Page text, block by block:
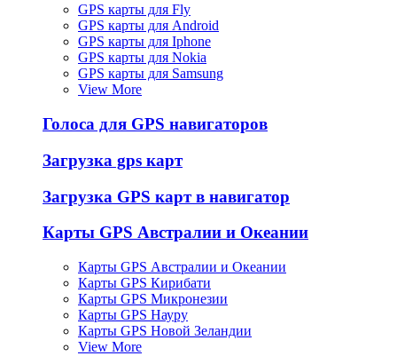
GPS карты для Fly
GPS карты для Android
GPS карты для Iphone
GPS карты для Nokia
GPS карты для Samsung
View More
Голоса для GPS навигаторов
Загрузка gps карт
Загрузка GPS карт в навигатор
Карты GPS Австралии и Океании
Карты GPS Австралии и Океании
Карты GPS Кирибати
Карты GPS Микронезии
Карты GPS Науру
Карты GPS Новой Зеландии
View More